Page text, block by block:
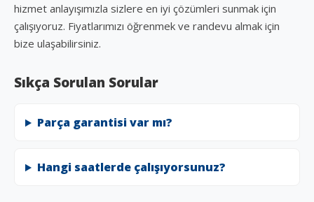
hizmet anlayışımızla sizlere en iyi çözümleri sunmak için
çalışıyoruz. Fiyatlarımızı öğrenmek ve randevu almak için
bize ulaşabilirsiniz.
Sıkça Sorulan Sorular
Parça garantisi var mı?
Hangi saatlerde çalışıyorsunuz?